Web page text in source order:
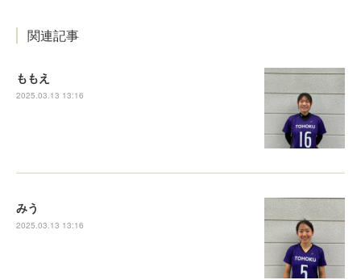
関連記事
ももえ
2025.03.13 13:16
みう
2025.03.13 13:16